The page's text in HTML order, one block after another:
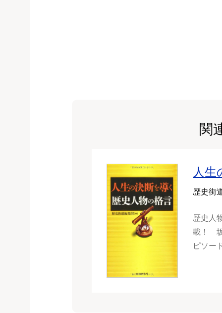
関
人生
歴史街
歴史人
載！ 坂
ピソー